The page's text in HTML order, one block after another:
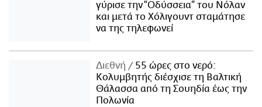
γύρισε την “Οδύσσεια” του Νόλαν
και μετά το Χόλιγουντ σταμάτησε
να της τηλεφωνεί
Διεθνή
55 ώρες στο νερό:
Κολυμβητής διέσχισε τη Βαλτική
Θάλασσα από τη Σουηδία έως την
Πολωνία